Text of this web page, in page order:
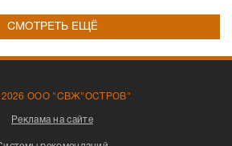
СМОТРЕТЬ ЕЩЁ
2026 ООО "СВЖ"ОСТРОВ"
Реклама на сайте